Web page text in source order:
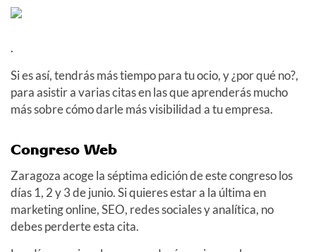
.
Si es así, tendrás más tiempo para tu ocio, y ¿por qué no?,
para asistir a varias citas en las que aprenderás mucho
más sobre cómo darle más visibilidad a tu empresa.
Congreso Web
Zaragoza acoge la séptima edición de este congreso los
días 1, 2 y 3 de junio. Si quieres estar a la última en
marketing online, SEO, redes sociales y analítica, no
debes perderte esta cita.